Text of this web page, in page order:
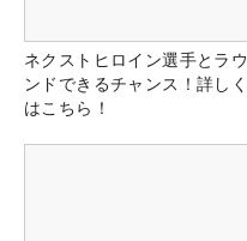
ネクストヒロイン選手とラウ
ンドできるチャンス！詳しく
はこちら！